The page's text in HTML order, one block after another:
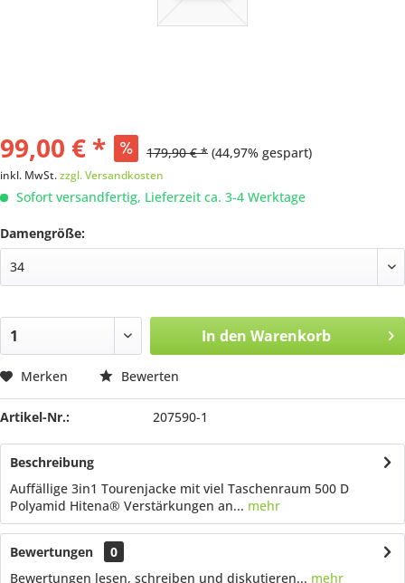
99,00 € * 179,90 € * (44,97% gespart)
inkl. MwSt.zzgl. Versandkosten
Sofort versandfertig, Lieferzeit ca. 3-4 Werktage
Damengröße:
In den Warenkorb
Merken Bewerten
Artikel-Nr.: 207590-1
Beschreibung
Auffällige 3in1 Tourenjacke mit viel Taschenraum 500 D
Polyamid Hitena® Verstärkungen an... mehr
Bewertungen
0
Bewertungen lesen, schreiben und diskutieren... mehr